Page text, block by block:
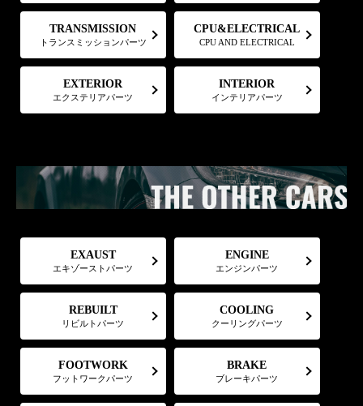
TRANSMISSION
トランスミッションパーツ
CPU&ELECTRICAL
CPU AND ELECTRICAL
EXTERIOR
エクステリアパーツ
INTERIOR
インテリアパーツ
EXAUST
エキゾーストパーツ
ENGINE
エンジンパーツ
REBUILT
リビルトパーツ
COOLING
クーリングパーツ
FOOTWORK
フットワークパーツ
BRAKE
ブレーキパーツ